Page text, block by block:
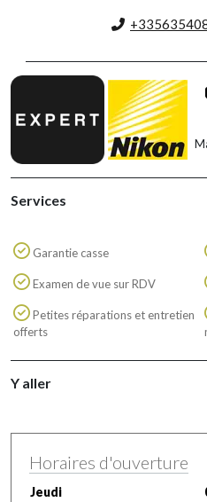
Services
Garantie casse
Examen de vue sur RDV
Petites réparations et entretien
offerts
Y aller
Horaires d'ouverture
Jeudi